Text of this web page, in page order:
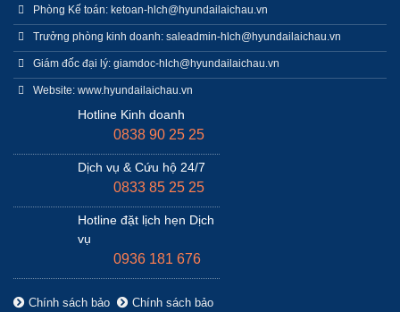
Phòng Kế toán: ketoan-hlch@hyundailaichau.vn
Trưởng phòng kinh doanh: saleadmin-hlch@hyundailaichau.vn
Giám đốc đại lý: giamdoc-hlch@hyundailaichau.vn
Website: www.hyundailaichau.vn
Hotline Kinh doanh
0838 90 25 25
Dịch vụ & Cứu hộ 24/7
0833 85 25 25
Hotline đặt lịch hẹn Dịch
vụ
0936 181 676
Chính sách bảo
Chính sách bảo